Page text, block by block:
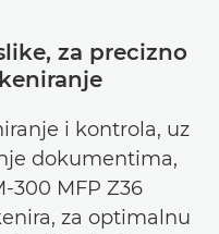
za precizno
i kontrola, uz
dokumentima,
300 MFP Z36
za optimalnu